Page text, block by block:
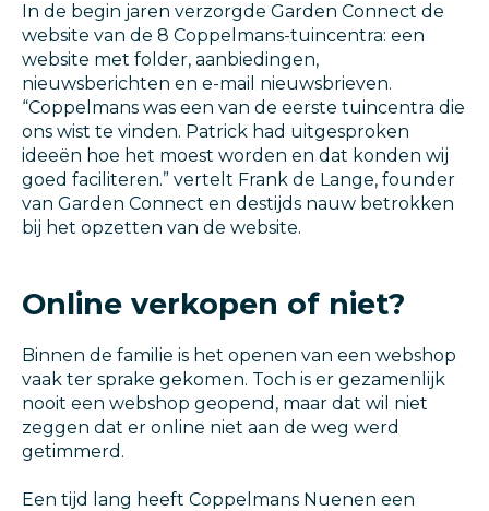
In de begin jaren verzorgde Garden Connect de
website van de 8 Coppelmans-tuincentra: een
website met folder, aanbiedingen,
nieuwsberichten en e-mail nieuwsbrieven.
“Coppelmans was een van de eerste tuincentra die
ons wist te vinden. Patrick had uitgesproken
ideeën hoe het moest worden en dat konden wij
goed faciliteren.” vertelt Frank de Lange, founder
van Garden Connect en destijds nauw betrokken
bij het opzetten van de website.
Online verkopen of niet?
Binnen de familie is het openen van een webshop
vaak ter sprake gekomen. Toch is er gezamenlijk
nooit een webshop geopend, maar dat wil niet
zeggen dat er online niet aan de weg werd
getimmerd.
Een tijd lang heeft Coppelmans Nuenen een